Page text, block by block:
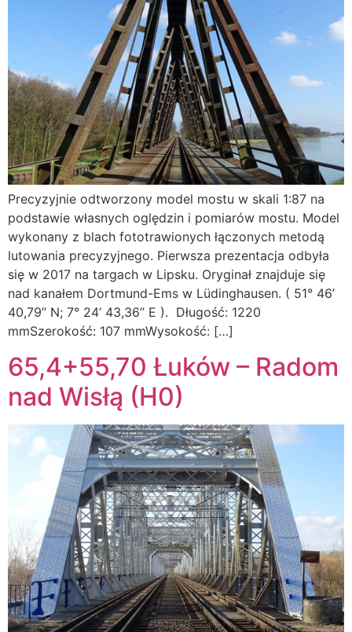
Precyzyjnie odtworzony model mostu w skali 1:87 na
podstawie własnych oględzin i pomiarów mostu. Model
wykonany z blach fototrawionych łączonych metodą
lutowania precyzyjnego. Pierwsza prezentacja odbyła
się w 2017 na targach w Lipsku. Oryginał znajduje się
nad kanałem Dortmund-Ems w Lüdinghausen. ( 51° 46’
40,79” N; 7° 24’ 43,36” E ). Długość: 1220
mmSzerokość: 107 mmWysokość: […]
65,4+55,70 Łuków – Radom
nad Wisłą (H0)